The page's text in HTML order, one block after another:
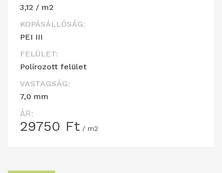
3,12 / m2
KOPÁSÁLLÓSÁG:
PEI III
FELÜLET:
Polírozott felület
VASTAGSÁG:
7,0 mm
ÁR:
29750 Ft / m2